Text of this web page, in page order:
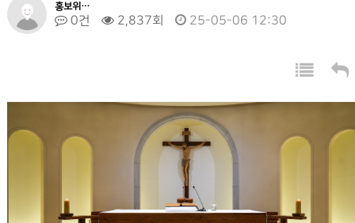
홍보위…
0건 2,837회 25-05-06 12:30